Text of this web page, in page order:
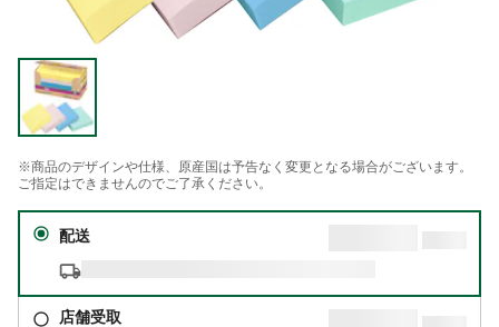
※商品のデザインや仕様、原産国は予告なく変更となる場合がございます。
ご指定はできませんのでご了承ください。
配送
店舗受取